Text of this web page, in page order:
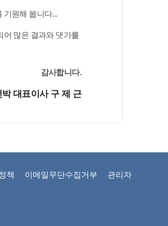
기원해 봅니다...
어 많은 결과와 댓가를
감사합니다.
박 대표이사 구 제 근
책 이메일무단수집거부 관리자